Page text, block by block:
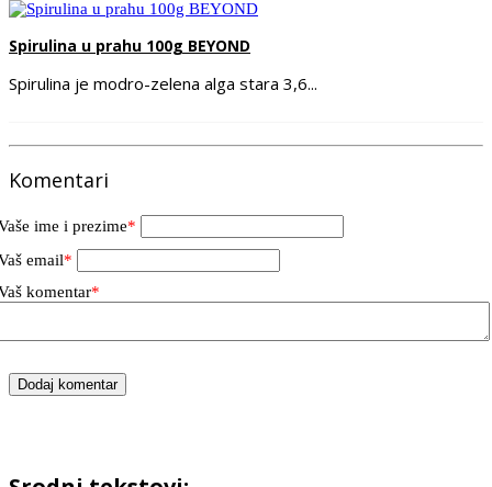
Spirulina u prahu 100g BEYOND
Spirulina je modro-zelena alga stara 3,6...
Komentari
ime i prezime*
email*
komentar*
Dodaj komentar